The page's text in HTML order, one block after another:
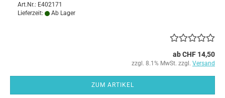
Art.Nr.: E402171
Lieferzeit:
Ab Lager
ab CHF 14,50
zzgl. 8.1% MwSt. zzgl. Versand
ZUM ARTIKEL